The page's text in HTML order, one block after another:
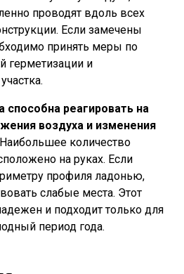
проводят вдоль всех
Если замечены
принять меры по
герметизации и
способна реагировать на
воздуха и изменения
Наибольшее количество
на руках. Если
профиля ладонью,
слабые места. Этот
и подходит только для
период года.